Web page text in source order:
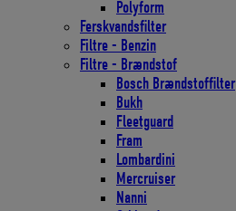
Polyform
Ferskvandsfilter
Filtre - Benzin
Filtre - Brændstof
Bosch Brændstoffilter
Bukh
Fleetguard
Fram
Lombardini
Mercruiser
Nanni